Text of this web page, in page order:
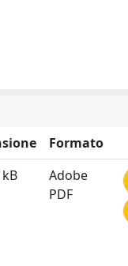
Formato
Adobe
PDF